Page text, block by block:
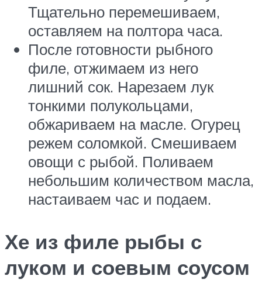
Тщательно перемешиваем,
оставляем на полтора часа.
После готовности рыбного
филе, отжимаем из него
лишний сок. Нарезаем лук
тонкими полукольцами,
обжариваем на масле. Огурец
режем соломкой. Смешиваем
овощи с рыбой. Поливаем
небольшим количеством масла,
настаиваем час и подаем.
Хе из филе рыбы с
луком и соевым соусом